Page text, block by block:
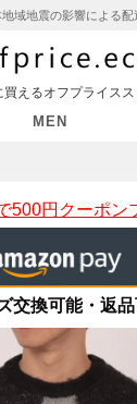
地域地震の影響による配
買えるオフプライスス
MEN
500円クーポン
交換可能・返